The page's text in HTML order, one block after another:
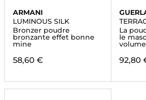
ARMANI
LUMINOUS SILK
Bronzer poudre
bronzante effet bonne
mine
58,60 €
La
le
92,80